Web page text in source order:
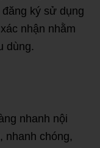
ký sử dụng
nhận nhằm
dùng.
nhanh nội
nhanh chóng,